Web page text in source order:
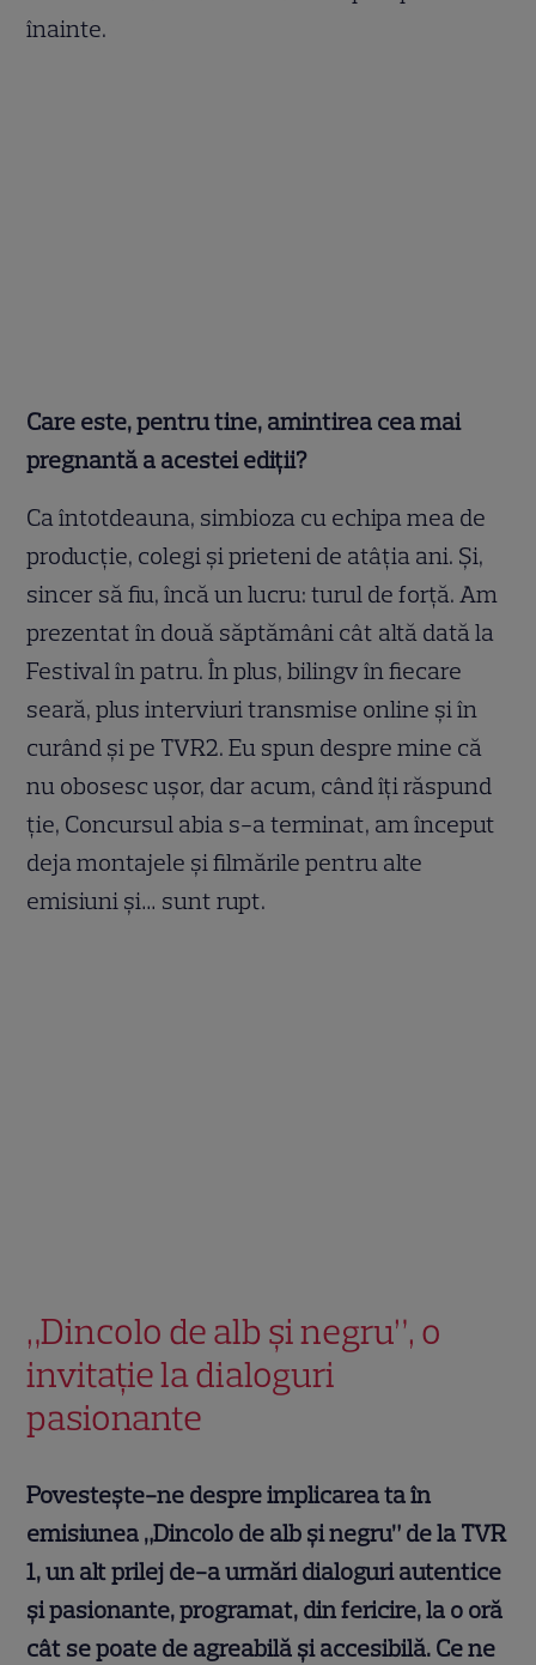
înainte.
Care este, pentru tine, amintirea cea mai
pregnantă a acestei ediții?
Ca întotdeauna, simbioza cu echipa mea de
producţie, colegi şi prieteni de atâţia ani. Şi,
sincer să fiu, încă un lucru: turul de forţă. Am
prezentat în două săptămâni cât altă dată la
Festival în patru. În plus, bilingv în fiecare
seară, plus interviuri transmise online şi în
curând şi pe TVR2. Eu spun despre mine că
nu obosesc uşor, dar acum, când îţi răspund
ţie, Concursul abia s-a terminat, am început
deja montajele şi filmările pentru alte
emisiuni şi… sunt rupt.
„Dincolo de alb și negru”, o
invitație la dialoguri
pasionante
Povestește-ne despre implicarea ta în
emisiunea „Dincolo de alb și negru” de la TVR
1, un alt prilej de-a urmări dialoguri autentice
și pasionante, programat, din fericire, la o oră
cât se poate de agreabilă și accesibilă. Ce ne